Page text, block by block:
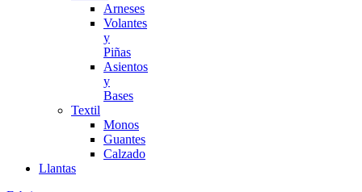
Arneses
Volantes
y
Piñas
Asientos
y
Bases
Textil
Monos
Guantes
Calzado
Llantas